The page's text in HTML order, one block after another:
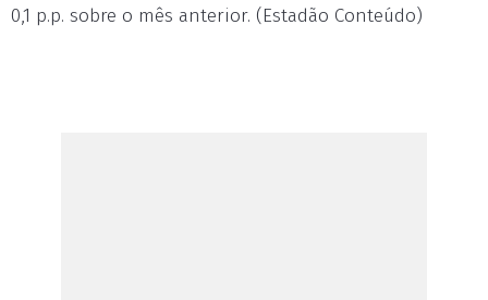
0,1 p.p. sobre o mês anterior. (Estadão Conteúdo)